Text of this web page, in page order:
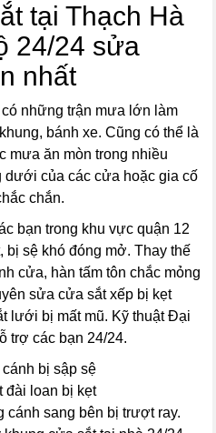
tại Thạch Hà
24/24 sửa
nhất
những trận mưa lớn làm
bánh xe. Cũng có thể là
mưa ăn mòn trong nhiều
dưới của các cửa hoặc gia cố
chắn.
bạn trong khu vực quận 12
sệ khó đóng mở. Thay thế
cửa, hàn tấm tôn chắc mỏng
sửa cửa sắt xếp bị kẹt
lưới bị mất mũ. Kỹ thuật Đại
trợ các bạn 24/24.
bị sập sệ
đài loan bị kẹt
cánh sang bên bị trượt ray.